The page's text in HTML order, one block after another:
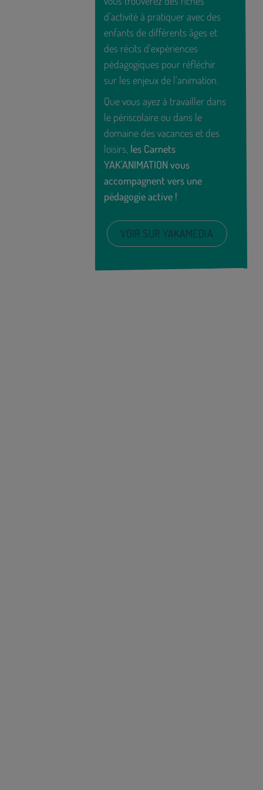
d’activité à pratiquer avec des
enfants de différents âges et
des récits d’expériences
pédagogiques pour réfléchir
sur les enjeux de l’animation.
Que vous ayez à travailler dans
le périscolaire ou dans le
domaine des vacances et des
loisirs, les Carnets
YAK'ANIMATION vous
accompagnent vers une
pédagogie active !
VOIR SUR YAKAMEDIA